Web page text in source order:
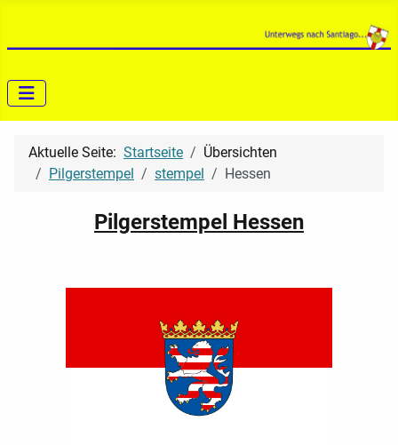
Aktuelle Seite: Startseite
Übersichten
Pilgerstempel
stempel Hessen
Pilgerstempel Hessen